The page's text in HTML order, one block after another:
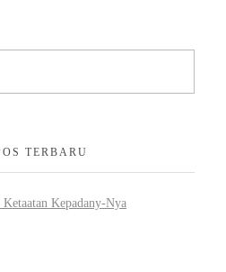
TERBARU
Kepadany-Nya